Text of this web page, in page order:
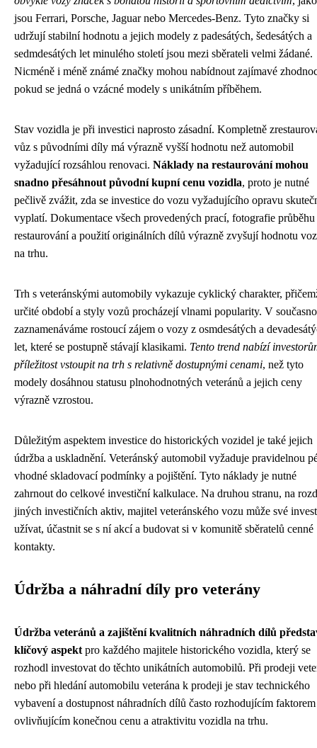
jsou Ferrari, Porsche, Jaguar nebo Mercedes-Benz. Tyto značky si
udržují stabilní hodnotu a jejich modely z padesátých, šedesátých a
sedmdesátých let minulého století jsou mezi sběrateli velmi žádané.
Nicméně i méně známé značky mohou nabídnout zajímavé
pokud se jedná o vzácné modely s unikátním příběhem.
Stav vozidla je při investici naprosto zásadní. Kompletně
vůz s původními díly má výrazně vyšší hodnotu než automobil
vyžadující rozsáhlou renovaci. Náklady na restaurování mohou
snadno přesáhnout původní kupní cenu vozidla, proto je nutné
pečlivě zvážit, zda se investice do vozu vyžadujícího opravu
vyplatí. Dokumentace všech provedených prací, fotografie průběhu
restaurování a použití originálních dílů výrazně zvyšují hodnotu
na trhu.
Trh s veteránskými automobily vykazuje cyklický charakter,
určité období a styly vozů procházejí vlnami popularity. V
zaznamenáváme rostoucí zájem o vozy z osmdesátých a
let, které se postupně stávají klasikami. Tento trend nabízí
příležitost vstoupit na trh s relativně dostupnými cenami, než tyto
modely dosáhnou statusu plnohodnotných veteránů a jejich ceny
výrazně vzrostou.
Důležitým aspektem investice do historických vozidel je také jejich
údržba a uskladnění. Veteránský automobil vyžaduje pravidelnou
vhodné skladovací podmínky a pojištění. Tyto náklady je nutné
zahrnout do celkové investiční kalkulace. Na druhou stranu, na
jiných investičních aktiv, majitel veteránského vozu může své
užívat, účastnit se s ní akcí a budovat si v komunitě sběratelů cenné
kontakty.
Údržba a náhradní díly pro veterány
Údržba veteránů a zajištění kvalitních náhradních dílů
klíčový aspekt pro každého majitele historického vozidla, který se
rozhodl investovat do těchto unikátních automobilů. Při prodeji
nebo při hledání automobilu veterána k prodeji je stav technického
vybavení a dostupnost náhradních dílů často rozhodujícím faktorem
ovlivňujícím konečnou cenu a atraktivitu vozidla na trhu.